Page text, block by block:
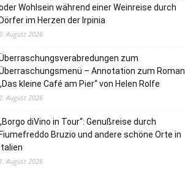
Wohlsein während einer Weinreise durch
im Herzen der Irpinia
August 2026
zum
– Annotation zum Roman
kleine Café am Pier“ von Helen Rolfe
August 2026
diVino in Tour“: Genußreise durch
Bruzio und andere schöne Orte in
August 2026